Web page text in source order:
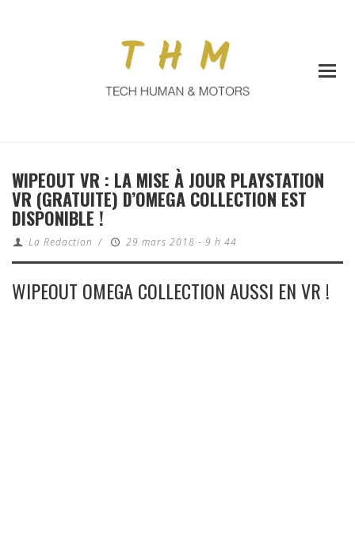
WIPEOUT VR : LA MISE À JOUR PLAYSTATION
VR (GRATUITE) D’OMEGA COLLECTION EST
DISPONIBLE !
La Redaction / 29 mars 2018 - 9 h 44
WIPEOUT OMEGA COLLECTION AUSSI EN VR !